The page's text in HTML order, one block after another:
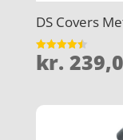
DS Covers
Vurderet
4.5
kr.